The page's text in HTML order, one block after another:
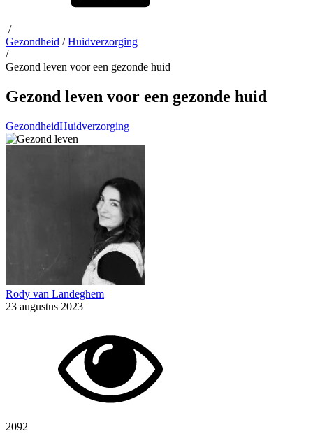
/
Gezondheid /Huidverzorging
/
Gezond leven voor een gezonde huid
Gezond leven voor een gezonde huid
GezondheidHuidverzorging
Rody van Landeghem
23 augustus 2023
2092